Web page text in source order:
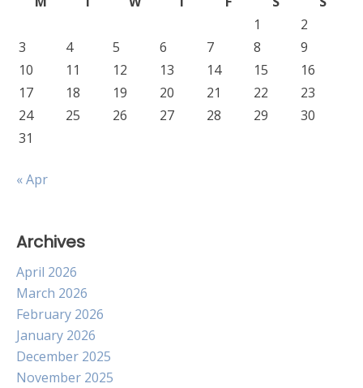
1
2
3
4 5 6 7 8
9
10
11 12 13 14 15
16
17
18 19 20 21 22
23
24
25 26 27 28 29
30
31
« Apr
Archives
April 2026
March 2026
February 2026
January 2026
December 2025
November 2025